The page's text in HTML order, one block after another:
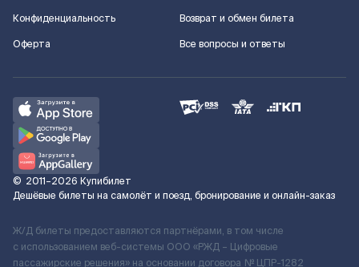
Конфиденциальность
Оферта
Возврат и обмен билета
Все вопросы и ответы
© 2011–2026 Купибилет
Дешёвые билеты на самолёт и поезд, бронирование и онлайн-заказ
Ж/Д билеты предоставляются партнёрами, в том числе
с использованием веб-системы ООО «РЖД – Цифровые
пассажирские решения» на основании договора № ЦПР-1282